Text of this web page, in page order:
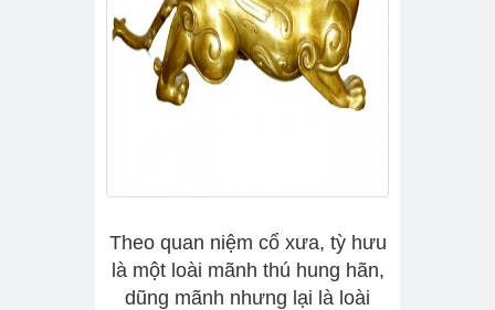
Theo quan niệm cổ xưa, tỳ hưu
là một loài mãnh thú hung hãn,
dũng mãnh nhưng lại là loài